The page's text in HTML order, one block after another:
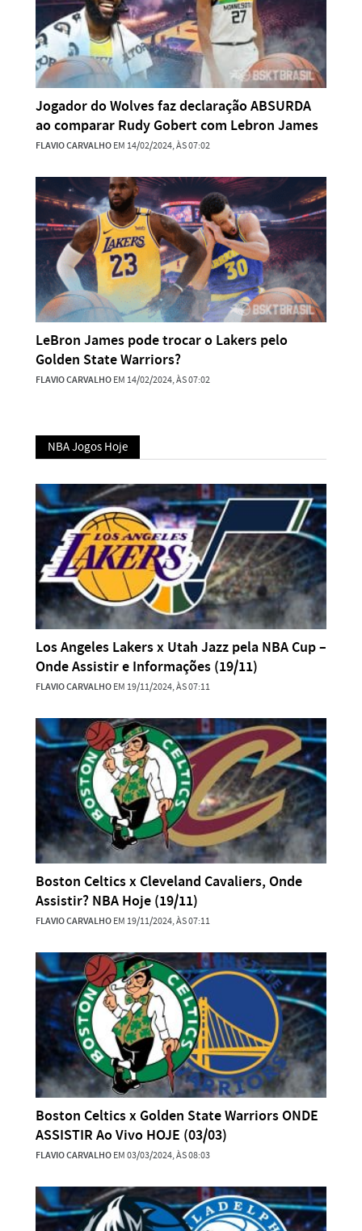
Jogador do Wolves faz declaração ABSURDA
ao comparar Rudy Gobert com Lebron James
FLAVIO CARVALHOEM 14/02/2024, ÀS 07:02
LeBron James pode trocar o Lakers pelo
Golden State Warriors?
FLAVIO CARVALHOEM 14/02/2024, ÀS 07:02
NBA Jogos Hoje
Los Angeles Lakers x Utah Jazz pela NBA Cup –
Onde Assistir e Informações (19/11)
FLAVIO CARVALHOEM 19/11/2024, ÀS 07:11
Boston Celtics x Cleveland Cavaliers, Onde
Assistir? NBA Hoje (19/11)
FLAVIO CARVALHOEM 19/11/2024, ÀS 07:11
Boston Celtics x Golden State Warriors ONDE
ASSISTIR Ao Vivo HOJE (03/03)
FLAVIO CARVALHOEM 03/03/2024, ÀS 08:03